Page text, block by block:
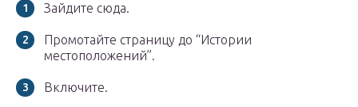
Зайдите сюда.
Промотайте страницу до “Истории
местоположений”.
Включите.